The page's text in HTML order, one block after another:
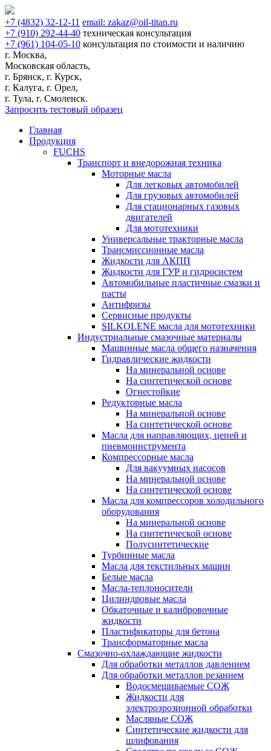
+7 (4832) 32-12-11 email: zakaz@oil-titan.ru
+7 (910) 292-44-40 техническая консультация
+7 (961) 104-05-10 консультация по стоимости и наличию
г. Москва,
Московская область,
г. Брянск, г. Курск,
г. Калуга, г. Орел,
г. Тула, г. Смоленск.
Запросить тестовый образец
Главная
Продукция
FUCHS
Транспорт и внедорожная техника
Моторные масла
Для легковых автомобилей
Для грузовых автомобилей
Для стационарных газовых
двигателей
Для мототехники
Универсальные тракторные масла
Трансмиссионные масла
Жидкости для АКПП
Жидкости для ГУР и гидросистем
Автомобильные пластичные смазки и
пасты
Антифризы
Сервисные продукты
SILKOLENE масла для мототехники
Индустриальные смазочные материалы
Машинные масла общего назначения
Гидравлические жидкости
На минеральной основе
На синтетической основе
Огнестойкие
Редукторные масла
На минеральной основе
На синтетической основе
Масла для направляющих, цепей и
пневмоинструмента
Компрессорные масла
Для вакуумных насосов
На минеральной основе
На синтетической основе
Масла для компрессоров холодильного
оборудования
На минеральной основе
На синтетической основе
Полусинтетические
Турбинные масла
Масла для текстильных машин
Белые масла
Масла-теплоносители
Цилиндровые масла
Обкаточные и калибровочные
жидкости
Пластификаторы для бетона
Трансформаторные масла
Смазочно-охлаждающие жидкости
Для обработки металлов давлением
Для обработки металлов резанием
Водосмешиваемые СОЖ
Жидкости для
электроэрозионной обработки
Масляные СОЖ
Синтетические жидкости для
шлифования